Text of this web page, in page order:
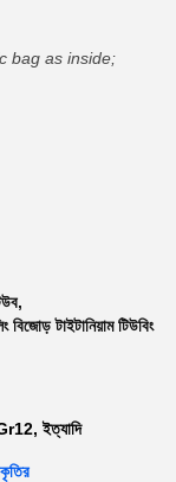
bag as inside;
,
বিজোড় টাইটানিয়াম টিউবিং
ইত্যাদি